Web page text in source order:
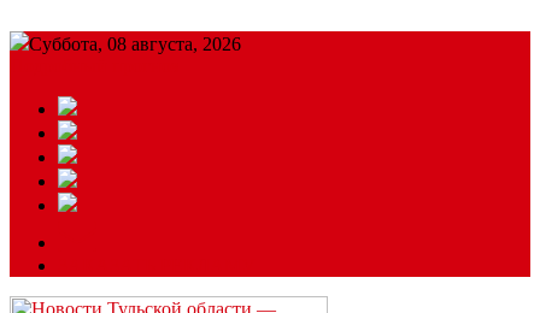
Суббота, 08 августа, 2026